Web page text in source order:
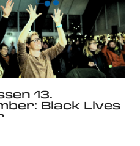
13.
Black Lives